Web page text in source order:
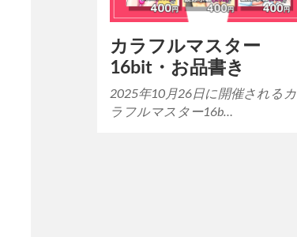
カラフルマスター
16bit・お品書き
2025年10月26日に開催されるカ
ラフルマスター16b…